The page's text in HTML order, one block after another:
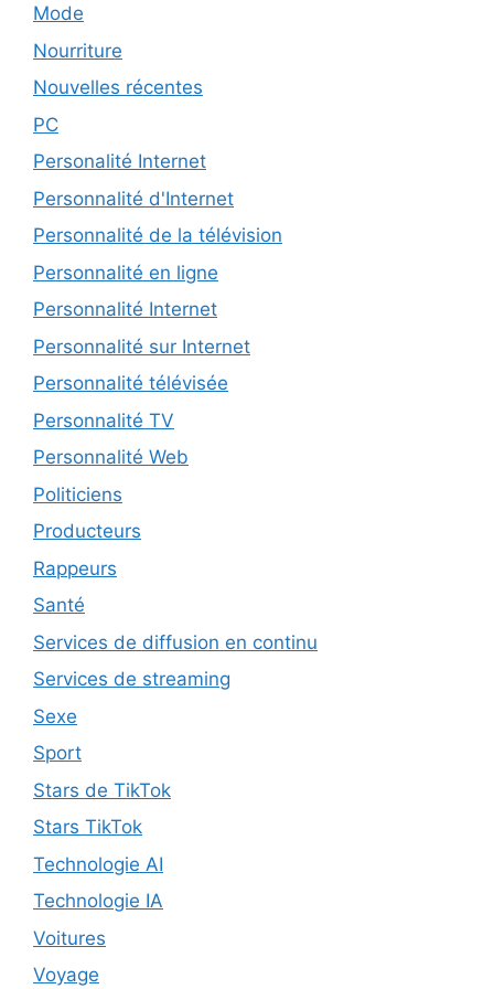
Mode
Nourriture
Nouvelles récentes
PC
Personalité Internet
Personnalité d'Internet
Personnalité de la télévision
Personnalité en ligne
Personnalité Internet
Personnalité sur Internet
Personnalité télévisée
Personnalité TV
Personnalité Web
Politiciens
Producteurs
Rappeurs
Santé
Services de diffusion en continu
Services de streaming
Sexe
Sport
Stars de TikTok
Stars TikTok
Technologie AI
Technologie IA
Voitures
Voyage